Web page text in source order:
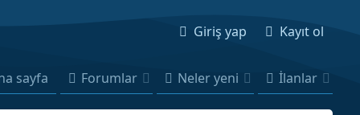
Giriş yap Kayıt ol
sayfa Forumlar Neler yeni İlanlar